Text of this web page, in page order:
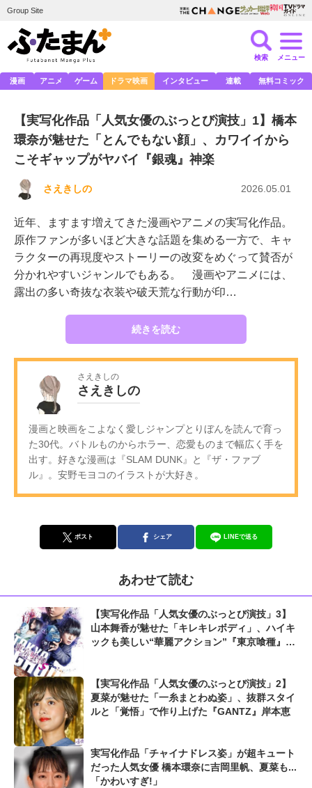
Group Site
検索 メニュー
漫画 アニメ ゲーム ドラマ映画 インタビュー 連載 無料コミック
【実写化作品「人気女優のぶっとび演技」1】橋本
環奈が魅せた「とんでもない顔」、カワイイから
こそギャップがヤバイ『銀魂』神楽
さえきしの 2026.05.01
近年、ますます増えてきた漫画やアニメの実写化作品。
原作ファンが多いほど大きな話題を集める一方で、キャ
ラクターの再現度やストーリーの改変をめぐって賛否が
分かれやすいジャンルでもある。 漫画やアニメには、
露出の多い奇抜な衣装や破天荒な行動が印…
続きを読む
さえきしの
さえきしの
漫画と映画をこよなく愛しジャンプとりぼんを読んで育っ
た30代。バトルものからホラー、恋愛ものまで幅広く手を
出す。好きな漫画は『SLAM DUNK』と『ザ・ファブ
ル』。安野モヨコのイラストが大好き。
ポスト シェア LINEで送る
あわせて読む
【実写化作品「人気女優のぶっとび演技」3】
山本舞香が魅せた「キレキレボディ」、ハイキ
ックも美しい“華麗アクション”『東京喰種』霧
【実写化作品「人気女優のぶっとび演技」2】
夏菜が魅せた「一糸まとわぬ姿」、抜群スタイ
ルと「覚悟」で作り上げた『GANTZ』岸本恵
実写化作品「チャイナドレス姿」が超キュート
だった人気女優 橋本環奈に吉岡里帆、夏菜も...
「かわいすぎ!」